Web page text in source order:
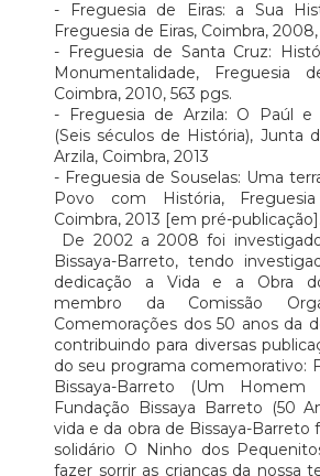
- Freguesia de Eiras: a Sua
Freguesia de Eiras, Coimbra, 2008,
- Freguesia de Santa Cruz:
Monumentalidade, Freguesia
Coimbra, 2010, 563 pgs.
- Freguesia de Arzila: O Paúl e
(Seis séculos de História), Junta
Arzila, Coimbra, 2013
- Freguesia de Souselas: Uma
Povo com História,
Coimbra, 2013 [em pré-publicação].
De 2002 a 2008 foi
Bissaya-Barreto, tendo
dedicação a Vida e a Obra
membro da Comissão
Comemorações dos 50 anos da
contribuindo para diversas
do seu programa comemorativo:
Bissaya-Barreto (Um
Fundação Bissaya Barreto (50
vida e da obra de Bissaya-Barreto
solidário O Ninho dos
fazer sorrir as crianças da nossa